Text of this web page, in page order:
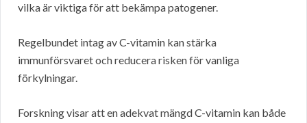
vilka är viktiga för att bekämpa patogener.
Regelbundet intag av C-vitamin kan stärka
immunförsvaret och reducera risken för vanliga
förkylningar.
Forskning visar att en adekvat mängd C-vitamin kan både